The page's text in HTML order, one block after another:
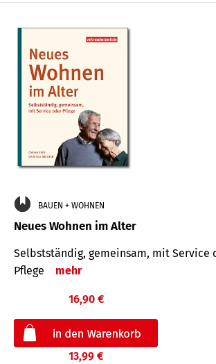
BAUEN + WOHNEN
Neues Wohnen im Alter
Selbstständig, gemeinsam, mit Service
Pflege
mehr
16,90 €
13,99 €